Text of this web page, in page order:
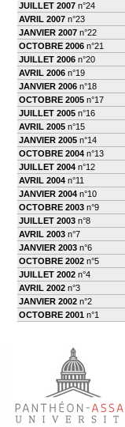
JUILLET 2007 n°24
AVRIL 2007 n°23
JANVIER 2007 n°22
OCTOBRE 2006 n°21
JUILLET 2006 n°20
AVRIL 2006 n°19
JANVIER 2006 n°18
OCTOBRE 2005 n°17
JUILLET 2005 n°16
AVRIL 2005 n°15
JANVIER 2005 n°14
OCTOBRE 2004 n°13
JUILLET 2004 n°12
AVRIL 2004 n°11
JANVIER 2004 n°10
OCTOBRE 2003 n°9
JUILLET 2003 n°8
AVRIL 2003 n°7
JANVIER 2003 n°6
OCTOBRE 2002 n°5
JUILLET 2002 n°4
AVRIL 2002 n°3
JANVIER 2002 n°2
OCTOBRE 2001 n°1